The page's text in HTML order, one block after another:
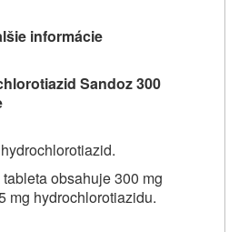
informácie
Sandoz 300
obsahuje 300 mg
mg hydrochlorotiazidu.